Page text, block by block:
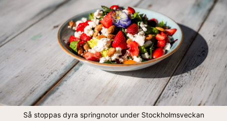
Så stoppas dyra springnotor under Stockholmsveckan